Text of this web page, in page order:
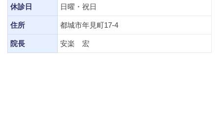
休診日 日曜・祝日
住所 都城市年見町17-4
院長 安楽 宏